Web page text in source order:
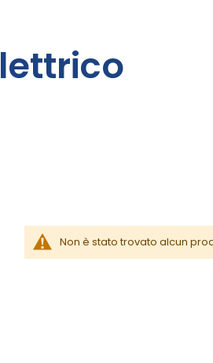
Non è stato trovato alcun